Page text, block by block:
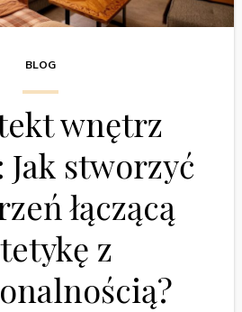
BLOG
wnętrz
stworzyć
łączącą
z